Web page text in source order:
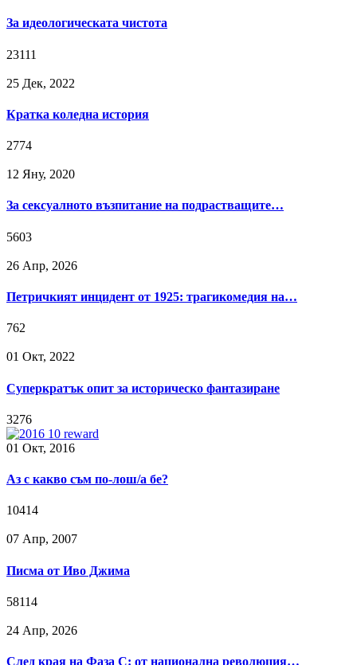
За идеологическата чистота
23111
25 Дек, 2022
Кратка коледна история
2774
12 Яну, 2020
За сексуалното възпитание на подрастващите…
5603
26 Апр, 2026
Петричкият инцидент от 1925: трагикомедия на…
762
01 Окт, 2022
Суперкратък опит за историческо фантазиране
3276
01 Окт, 2016
Аз с какво съм по-лош/а бе?
10414
07 Апр, 2007
Писма от Иво Джима
58114
24 Апр, 2026
След края на Фаза C: от национална революция…